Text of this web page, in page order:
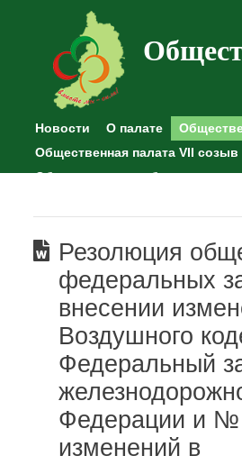
Новости О палате
Общественная палата VII созыв
Общественные наблюдения
Резолюция
федеральных
внесении
Воздушного
Федеральный
Федерации и №
изменений в